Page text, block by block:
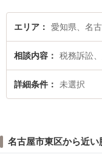
エリア 愛知県、名
相談内容 税務訴訟
詳細条件 未選択
名古屋市東区から近